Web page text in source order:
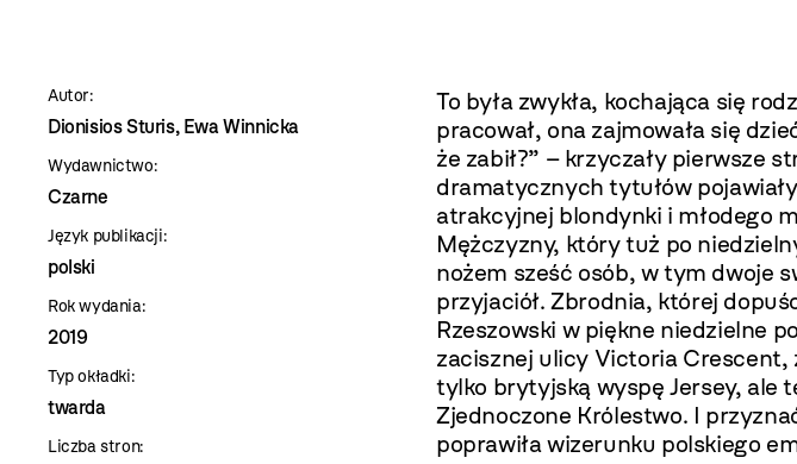
szczegóły
Autor:
Dionisios Sturis, Ewa Winnicka
Wydawnictwo:
Czarne
Język publikacji:
polski
Rok wydania:
2019
Typ okładki:
twarda
Liczba stron:
To była zwykła, kochająca się
pracował, ona zajmowała się
że zabił?” – krzyczały pierwsze
dramatycznych tytułów
atrakcyjnej blondynki i młodego
Mężczyzny, który tuż po
nożem sześć osób, w tym dwoje
przyjaciół. Zbrodnia, której
Rzeszowski w piękne niedzielne
zacisznej ulicy Victoria Crescent,
tylko brytyjską wyspę Jersey, ale
Zjednoczone Królestwo. I
poprawiła wizerunku polskiego